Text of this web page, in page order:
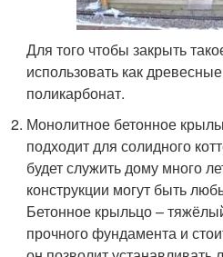
Для того чтобы закрыть
использовать как
поликарбонат.
Монолитное бетонное
подходит для солидного
будет служить дому много
конструкции могут быть
Бетонное крыльцо –
прочного фундамента и